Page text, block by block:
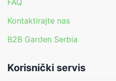
FAQ
Kontaktirajte nas
B2B Garden Serbia
Korisnički servis